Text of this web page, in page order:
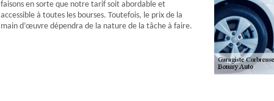
faisons en sorte que notre tarif soit abordable et
accessible à toutes les bourses. Toutefois, le prix de la
main d’œuvre dépendra de la nature de la tâche à faire.